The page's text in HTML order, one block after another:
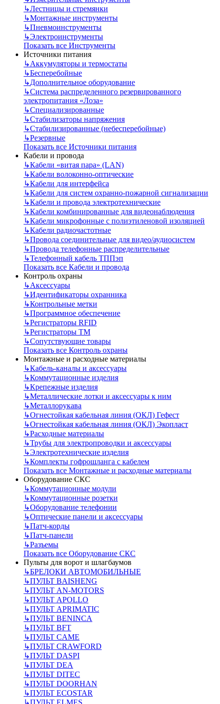
↳Лестницы и стремянки
↳Монтажные инструменты
↳Пневмоинструменты
↳Электроинструменты
Показать все Инструменты
Источники питания
↳Аккумуляторы и термостаты
↳Бесперебойные
↳Дополнительное оборудование
↳Система распределенного резервированного
электропитания «Лоза»
↳Специализированные
↳Стабилизаторы напряжения
↳Стабилизированные (небесперебойные)
↳Резервные
Показать все Источники питания
Кабели и провода
↳Кабели «витая пара» (LAN)
↳Кабели волоконно-оптические
↳Кабели для интерфейса
↳Кабели для систем охранно-пожарной сигнализации
↳Кабели и провода электротехнические
↳Кабели комбинированные для видеонаблюдения
↳Кабели микрофонные с полиэтиленовой изоляцией
↳Кабели радиочастотные
↳Провода соединительные для видео/аудиосистем
↳Провода телефонные распределительные
↳Телефонный кабель ТППэп
Показать все Кабели и провода
Контроль охраны
↳Аксессуары
↳Идентификаторы охранника
↳Контрольные метки
↳Программное обеспечение
↳Регистраторы RFID
↳Регистраторы ТМ
↳Сопутствующие товары
Показать все Контроль охраны
Монтажные и расходные материалы
↳Кабель-каналы и аксессуары
↳Коммутационные изделия
↳Крепежные изделия
↳Металлические лотки и аксессуары к ним
↳Металлорукава
↳Огнестойкая кабельная линия (ОКЛ) Гефест
↳Огнестойкая кабельная линия (ОКЛ) Экопласт
↳Расходные материалы
↳Трубы для электропроводки и аксессуары
↳Электротехнические изделия
↳Комплекты гофрошланга с кабелем
Показать все Монтажные и расходные материалы
Оборудование СКС
↳Коммутационные модули
↳Коммутационные розетки
↳Оборудование телефонии
↳Оптические панели и аксессуары
↳Патч-корды
↳Патч-панели
↳Разъемы
Показать все Оборудование СКС
Пульты для ворот и шлагбаумов
↳БРЕЛОКИ АВТОМОБИЛЬНЫЕ
↳ПУЛЬТ BAISHENG
↳ПУЛЬТ AN-MOTORS
↳ПУЛЬТ APOLLO
↳ПУЛЬТ APRIMATIC
↳ПУЛЬТ BENINCA
↳ПУЛЬТ BFT
↳ПУЛЬТ CAME
↳ПУЛЬТ CRAWFORD
↳ПУЛЬТ DASPI
↳ПУЛЬТ DEA
↳ПУЛЬТ DITEC
↳ПУЛЬТ DOORHAN
↳ПУЛЬТ ECOSTAR
↳ПУЛЬТ ELMES